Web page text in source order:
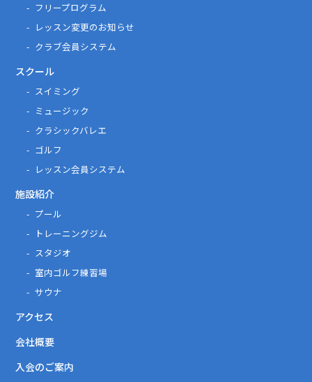
フリープログラム
レッスン変更のお知らせ
クラブ会員システム
スクール
スイミング
ミュージック
クラシックバレエ
ゴルフ
レッスン会員システム
施設紹介
プール
トレーニングジム
スタジオ
室内ゴルフ練習場
サウナ
アクセス
会社概要
入会のご案内